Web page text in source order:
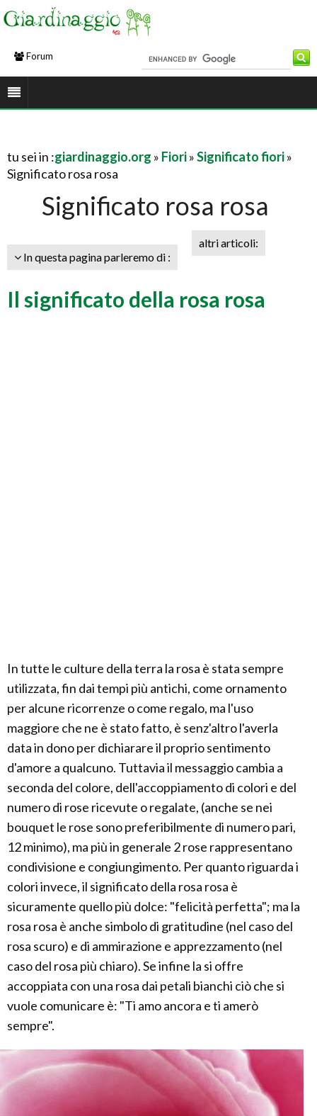
Forum
tu sei in :giardinaggio.org » Fiori»Significato fiori»
Significato rosa rosa
Significato rosa rosa
In questa pagina parleremo di :
altri articoli:
Il significato della rosa rosa
In tutte le culture della terra la rosa è stata sempre
utilizzata, fin dai tempi più antichi, come ornamento
per alcune ricorrenze o come regalo, ma l'uso
maggiore che ne è stato fatto, è senz'altro l'averla
data in dono per dichiarare il proprio sentimento
d'amore a qualcuno. Tuttavia il messaggio cambia a
seconda del colore, dell'accoppiamento di colori e del
numero di rose ricevute o regalate, (anche se nei
bouquet le rose sono preferibilmente di numero pari,
12 minimo), ma più in generale 2 rose rappresentano
condivisione e congiungimento. Per quanto riguarda i
colori invece, il significato della rosa rosa è
sicuramente quello più dolce: "felicità perfetta"; ma la
rosa rosa è anche simbolo di gratitudine (nel caso del
rosa scuro) e di ammirazione e apprezzamento (nel
caso del rosa più chiaro). Se infine la si offre
accoppiata con una rosa dai petali bianchi ciò che si
vuole comunicare è: "Ti amo ancora e ti amerò
sempre".